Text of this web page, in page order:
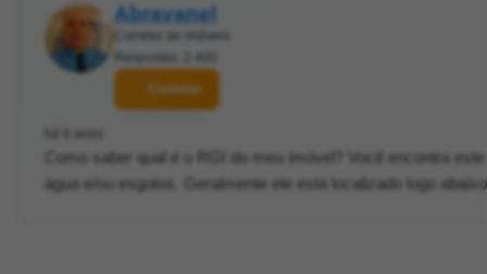
Abravanel
Corretor de imóveis
Respostas: 2.400
Contatar
há 6 anos
Como saber qual é o RGI do meu imóvel? Você encontra
água e/ou esgotos. Geralmente ele está localizado logo